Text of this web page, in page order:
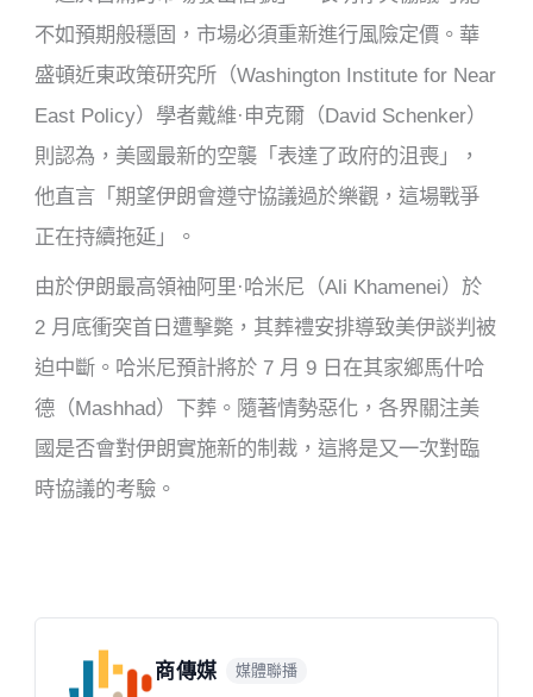
不如預期般穩固，市場必須重新進行風險定價。華
盛頓近東政策研究所（Washington Institute for Near
East Policy）學者戴維·申克爾（David Schenker）
則認為，美國最新的空襲「表達了政府的沮喪」，
他直言「期望伊朗會遵守協議過於樂觀，這場戰爭
正在持續拖延」。
由於伊朗最高領袖阿里·哈米尼（Ali Khamenei）於
2 月底衝突首日遭擊斃，其葬禮安排導致美伊談判被
迫中斷。哈米尼預計將於 7 月 9 日在其家鄉馬什哈
德（Mashhad）下葬。隨著情勢惡化，各界關注美
國是否會對伊朗實施新的制裁，這將是又一次對臨
時協議的考驗。
商傳媒 媒體聯播